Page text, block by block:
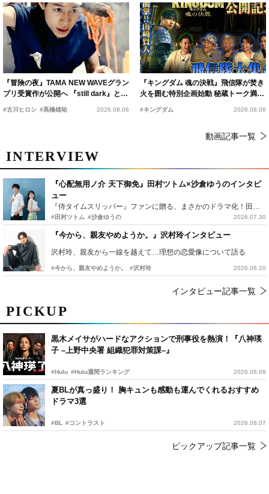
PICKUP
黒木メイサがハードなアクションで刑事役を熱演！『八神瑛
子 –上野中央署 組織犯罪対策課–』
#Hulu #Hulu週間ランキング 2026.08.08
夏BLが真っ盛り！ 胸キュンも感動も運んでくれるおすすめ
ドラマ3選
#BL #コントラスト 2026.08.07
ピックアップ記事一覧
『冒険の夜』TAMA NEW WAVEグラン
プリ受賞作が公開へ 『still dark』と同
時上映決定
#古川ヒロシ #髙橋雄祐 2026.08.06
『キングダム 魂の決戦』飛信隊が焚き
火を囲む特別企画始動 秘蔵トーク満載
の“キングダムキャンプ”開催
#キングダム 2026.08.06
動画記事一覧
INTERVIEW
『心配無用ノ介 天下御免』田村ツトム×沙倉ゆうのインタビ
ュー
『侍タイムスリッパー』ファンに贈る、まさかのドラマ化！田村ツトム×沙倉ゆうのが語る『心配無用ノ介』撮影秘話
#田村ツトム #沙倉ゆうの 2026.07.30
『今から、親友やめようか。』沢村玲インタビュー
沢村玲、親友から一線を越えて…理想の恋愛像について語る
#今から、親友やめようか。 #沢村玲 2026.06.20
インタビュー記事一覧